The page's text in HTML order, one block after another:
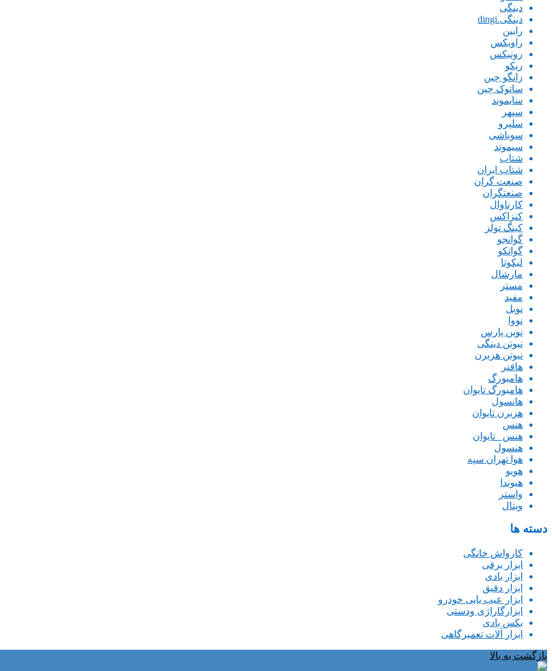
دینگی
دینگی.dingi
رابین
راویکس
رونیکس
ریکو
زانگو چین
ساتوک چین
سایموند
سپهر
سلپرو
سوباشی
سیموند
شتاب
شتاب ایران
صنعت گران
صنعتگران
کارناوال
کنزاکس
کینگ تولز
گوانجو
گوانکو
لیکوتا
مارشال
مستر
مفید
نوبل
نووا
نوین پارس
نیوتن دینگی
نیوتن هزبرن
هافنر
هامبورگ
هامبورگ تایوان
هانسول
هزبرن تایوان
هنس
هنس _تایوان
هنسول
هوا تهران سپه
هویو
هیوندا
واستر
ویتال
دسته ها
کارواش خانگی
ابزار برقی
ابزار بادی
ابزار دقیق
ابزار عیب یابی خودرو
ابزارگاراژی ودستی
بکس بادی
ابزار آلات تعمیرگاهی
بازگشت به بالا